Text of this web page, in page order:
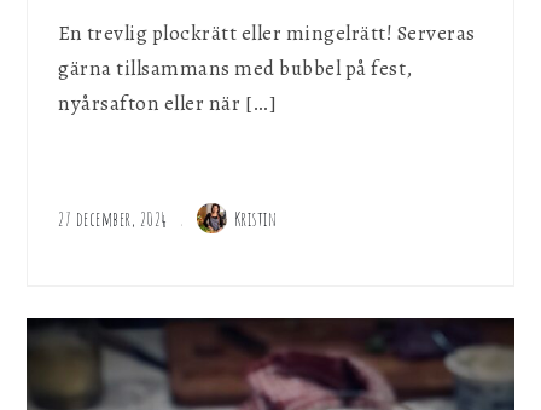
En trevlig plockrätt eller mingelrätt! Serveras
gärna tillsammans med bubbel på fest,
nyårsafton eller när […]
27 december, 2024 Kristin